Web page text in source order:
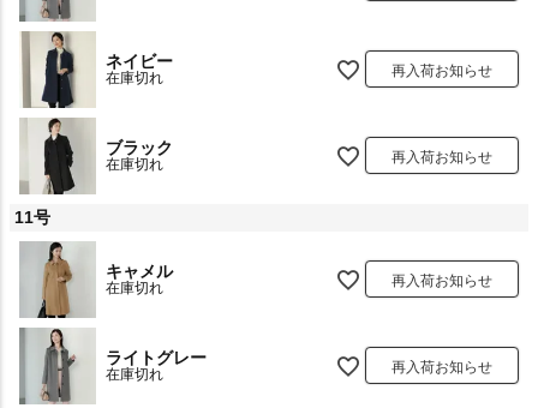
ネイビー
在庫切れ 再入荷お知らせ
ブラック
在庫切れ 再入荷お知らせ
11号
キャメル
在庫切れ 再入荷お知らせ
ライトグレー
在庫切れ 再入荷お知らせ